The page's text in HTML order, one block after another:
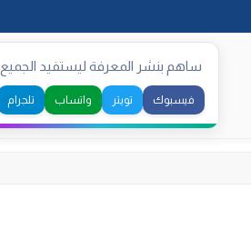
to
content
ساهم بنشر المعرفة ليستفيد الجميع
فيسبوك تويتر واتساب تلجرام